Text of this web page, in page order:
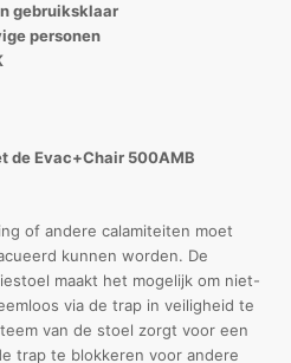
gebruiksklaar
personen
de Evac+Chair 500AMB
of andere calamiteiten moet
kunnen worden. De
maakt het mogelijk om niet-
via de trap in veiligheid te
van de stoel zorgt voor een
trap te blokkeren voor andere